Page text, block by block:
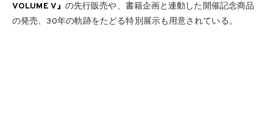
VOLUME V』 の先行販売や、書籍企画と連動した開催記念商品
の発売、30年の軌跡をたどる特別展示も用意されている。